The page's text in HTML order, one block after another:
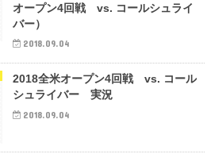
オープン4回戦 vs. コールシュライ
バー）
2018.09.04
2018全米オープン4回戦 vs. コール
シュライバー 実況
2018.09.04